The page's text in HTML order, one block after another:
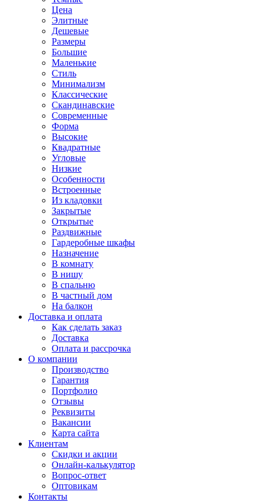
Цена
Элитные
Дешевые
Размеры
Большие
Маленькие
Стиль
Минимализм
Классические
Скандинавские
Современные
Форма
Высокие
Квадратные
Угловые
Низкие
Особенности
Встроенные
Из кладовки
Закрытые
Открытые
Раздвижные
Гардеробные шкафы
Назначение
В комнату
В нишу
В спальню
В частный дом
На балкон
Доставка и оплата
Как сделать заказ
Доставка
Оплата и рассрочка
О компании
Производство
Гарантия
Портфолио
Отзывы
Реквизиты
Вакансии
Карта сайта
Клиентам
Скидки и акции
Онлайн-калькулятор
Вопрос-ответ
Оптовикам
Контакты